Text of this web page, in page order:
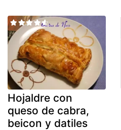
Hojaldre con
queso de cabra,
beicon y datiles